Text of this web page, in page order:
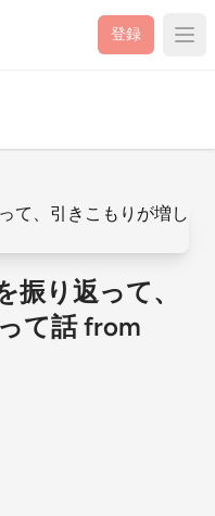
登録
振り返って、
て話 from